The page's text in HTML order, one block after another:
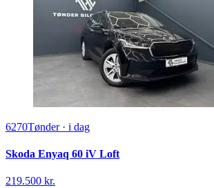
6270Tønder· i dag
Skoda Enyaq 60 iV Loft
219.500 kr.